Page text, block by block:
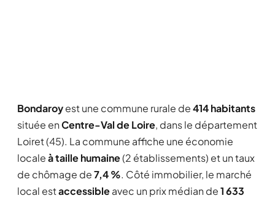
Bondaroyest une commune rurale de414 habitants
située enCentre-Val de Loire, dans le département
Loiret (45). La commune affiche une économie
localeà taille humaine(2 établissements) et un taux
de chômage de7,4 %. Côté immobilier, le marché
local estaccessibleavec un prix médian de1 633